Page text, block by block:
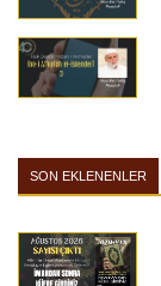
SON EKLENENLER